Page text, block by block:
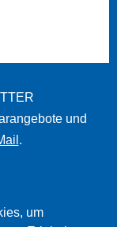
und
.
um